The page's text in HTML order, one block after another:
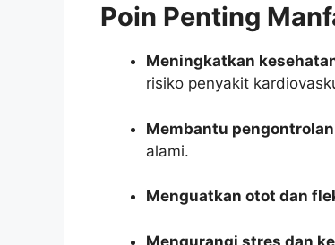
Poin Penting
Meningkatkan
risiko penyakit
Membantu
alami.
Menguatkan otot dan
Mengurangi stres dan